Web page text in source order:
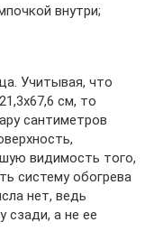
внутри;
Учитывая, что
см, то
сантиметров
видимость того,
систему обогрева
нет, ведь
сзади, а не ее